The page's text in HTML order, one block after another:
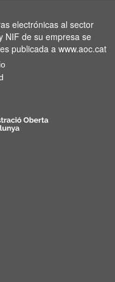
electrónicas al sector
NIF de su empresa se
publicada a www.aoc.cat